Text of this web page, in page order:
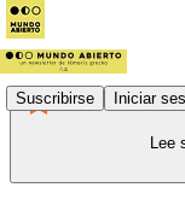
Suscribirse Iniciar
Lee